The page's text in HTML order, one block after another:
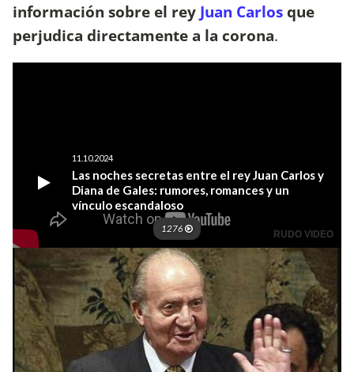
información sobre el rey Juan Carlosque
perjudica directamente a la corona.